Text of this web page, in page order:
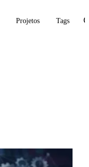
Projetos Tags